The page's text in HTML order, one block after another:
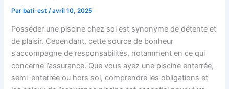
Par bati-est/avril 10, 2025
Posséder une piscine chez soi est synonyme de détente et
de plaisir. Cependant, cette source de bonheur
s’accompagne de responsabilités, notamment en ce qui
concerne l’assurance. Que vous ayez une piscine enterrée,
semi-enterrée ou hors sol, comprendre les obligations et